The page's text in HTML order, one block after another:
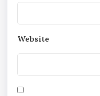
Website